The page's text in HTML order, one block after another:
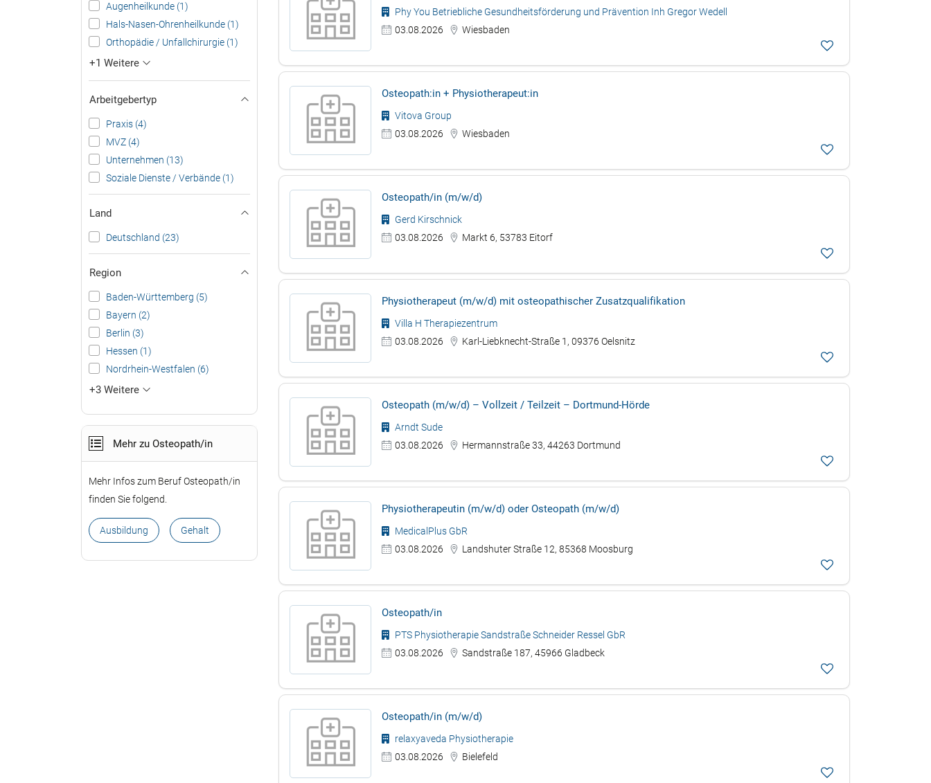
Augenheilkunde (1)
Hals-Nasen-Ohrenheilkunde (1)
Orthopädie / Unfallchirurgie (1)
+1 Weitere
Arbeitgebertyp
Praxis (4)
MVZ (4)
Unternehmen (13)
Soziale Dienste / Verbände (1)
Land
Deutschland (23)
Region
Baden-Württemberg (5)
Bayern (2)
Berlin (3)
Hessen (1)
Nordrhein-Westfalen (6)
+3 Weitere
Mehr zu Osteopath/in
Mehr Infos zum Beruf Osteopath/in
finden Sie folgend.
Ausbildung Gehalt
Phy You Betriebliche Gesundheitsförderung und Prävention Inh Gregor Wedell
03.08.2026
Wiesbaden
Osteopath:in + Physiotherapeut:in
Vitova Group
03.08.2026
Wiesbaden
Osteopath/in (m/w/d)
Gerd Kirschnick
03.08.2026
Markt 6, 53783 Eitorf
Physiotherapeut (m/w/d) mit osteopathischer Zusatzqualifikation
Villa H Therapiezentrum
03.08.2026
Karl-Liebknecht-Straße 1, 09376 Oelsnitz
Osteopath (m/w/d) – Vollzeit / Teilzeit – Dortmund-Hörde
Arndt Sude
03.08.2026
Hermannstraße 33, 44263 Dortmund
Physiotherapeutin (m/w/d) oder Osteopath (m/w/d)
MedicalPlus GbR
03.08.2026
Landshuter Straße 12, 85368 Moosburg
Osteopath/in
PTS Physiotherapie Sandstraße Schneider Ressel GbR
03.08.2026
Sandstraße 187, 45966 Gladbeck
Osteopath/in (m/w/d)
relaxyaveda Physiotherapie
03.08.2026
Bielefeld